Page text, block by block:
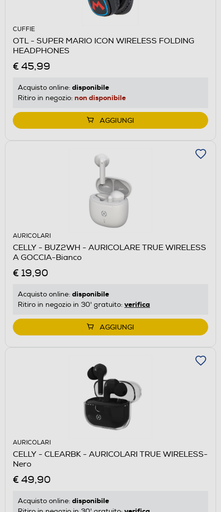
CUFFIE
OTL - SUPER MARIO ICON WIRELESS FOLDING
HEADPHONES
€ 45,99
Acquisto online: disponibile
Ritiro in negozio: non disponibile
AGGIUNGI
AURICOLARI
CELLY - BUZ2WH - AURICOLARE TRUE WIRELESS
A GOCCIA-Bianco
€ 19,90
Acquisto online: disponibile
Ritiro in negozio in 30' gratuito: verifica
AGGIUNGI
AURICOLARI
CELLY - CLEARBK - AURICOLARI TRUE WIRELESS-
Nero
€ 49,90
Acquisto online: disponibile